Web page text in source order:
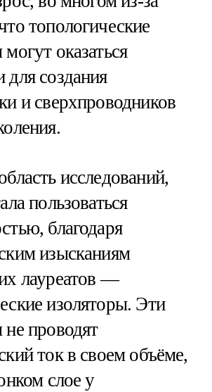
топологические
оказаться
создания
и сверхпроводников
исследований,
пользоваться
благодаря
изысканиям
лауреатов —
изоляторы. Эти
проводят
ток в своем объёме,
слое у